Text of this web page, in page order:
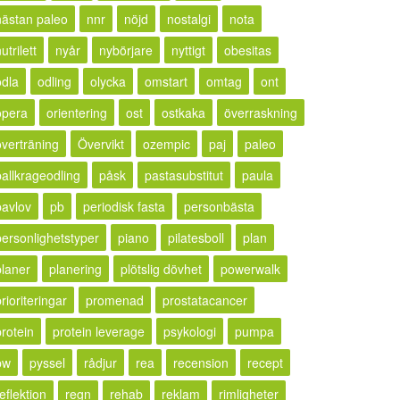
paleo nnr nöjd nostalgi
nota
nyår nybörjare nyttigt
obesitas
odling olycka omstart omtag
ont
orientering ost ostkaka
överraskning
Övervikt ozempic paj
paleo
påsk pastasubstitut
paula
pb periodisk fasta
personbästa
piano pilatesboll
plan
planering plötslig dövhet
powerwalk
promenad
prostatacancer
protein leverage psykologi
pumpa
pyssel rådjur rea recension
recept
regn rehab reklam rimligheter